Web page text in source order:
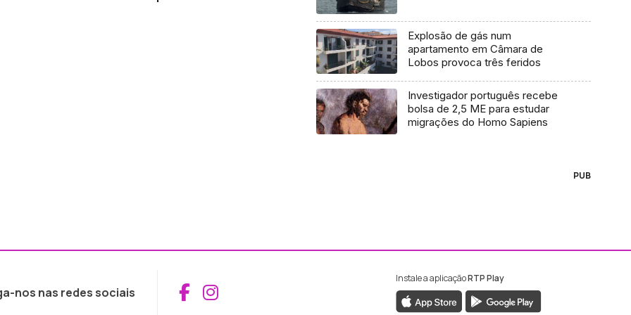
Explosão de gás num
apartamento em Câmara de
Lobos provoca três feridos
Investigador português recebe
bolsa de 2,5 ME para estudar
migrações do Homo Sapiens
PUB
nos nas redes sociais Aceder ao Facebook da RTP Madeira
Aceder ao Instagram da RTP Madeira
Instale a aplicaçãoRTP Play